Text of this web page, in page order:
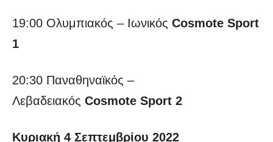
19:00 Ολυμπιακός – Ιωνικός Cosmote Sport
1
20:30 Παναθηναϊκός –
Λεβαδειακός Cosmote Sport 2
Κυριακή 4 Σεπτεμβρίου 2022